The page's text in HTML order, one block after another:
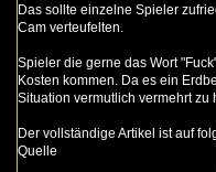
Das sollte einzelne Spieler
Cam verteufelten.
Spieler die gerne das Wort
Kosten kommen. Da es ein
Situation vermutlich vermehrt zu
Der vollständige Artikel ist auf
Quelle